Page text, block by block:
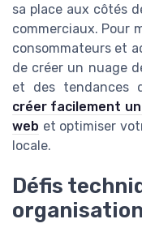
sa place aux côtés
commerciaux. Pour
consommateurs et
de créer un nuage
et des tendances
créer facilement
web et optimiser
locale.
Défis